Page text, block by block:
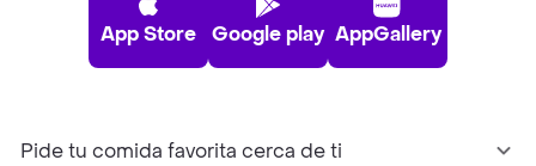
App Store Google play AppGallery
Pide tu comida favorita cerca de ti